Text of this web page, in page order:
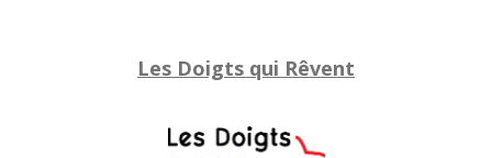
Les Doigts qui Rêvent